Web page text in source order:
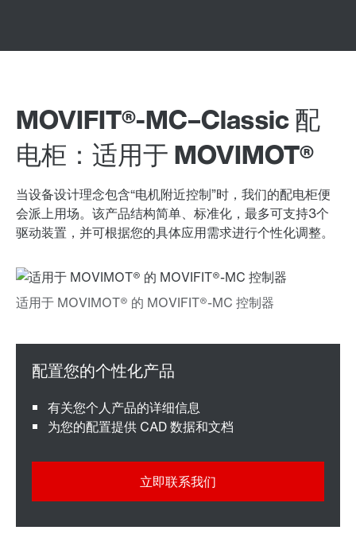
MOVIFIT®-MC–Classic 配
电柜：适用于 MOVIMOT®
当设备设计理念包含“电机附近控制”时，我们的配电柜便
会派上用场。该产品结构简单、标准化，最多可支持3个
驱动装置，并可根据您的具体应用需求进行个性化调整。
有关您个人产品的详细信息
为您的配置提供 CAD 数据和文档
立即联系我们